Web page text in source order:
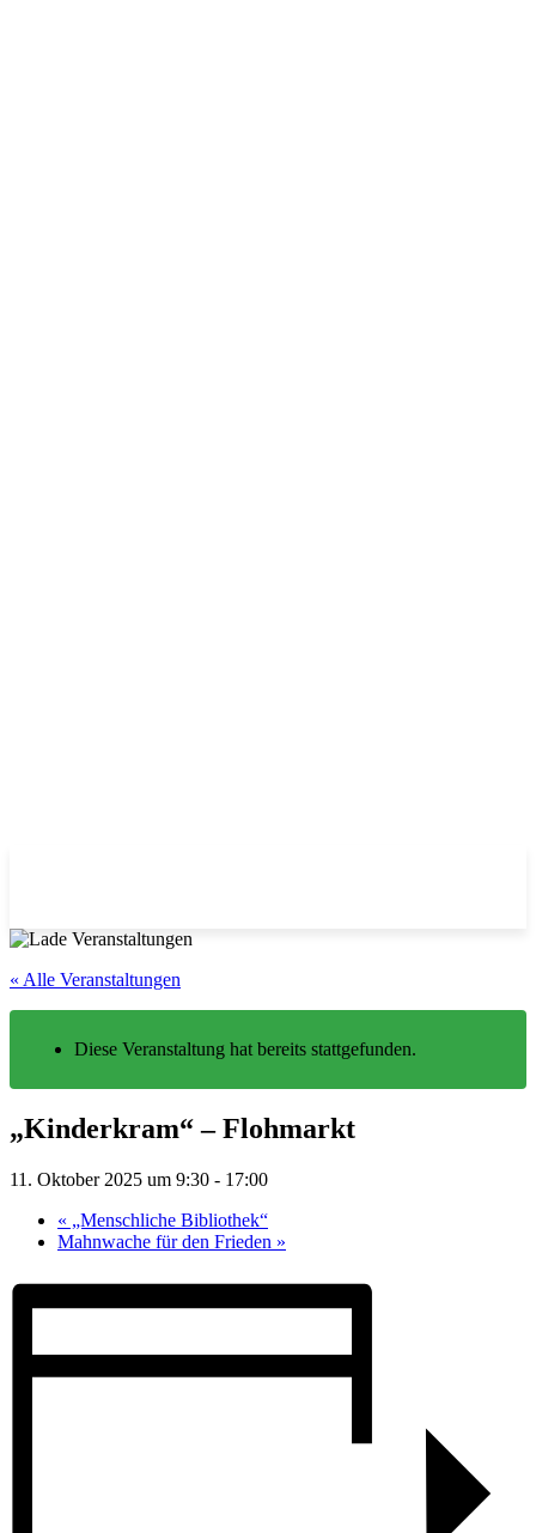
« Alle Veranstaltungen
Diese Veranstaltung hat bereits stattgefunden.
„Kinderkram“ – Flohmarkt
11. Oktober 2025 um 9:30 - 17:00
« „Menschliche Bibliothek“
Mahnwache für den Frieden »